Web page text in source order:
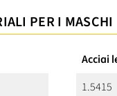
PER I MASCHI
Acciai
1.5415